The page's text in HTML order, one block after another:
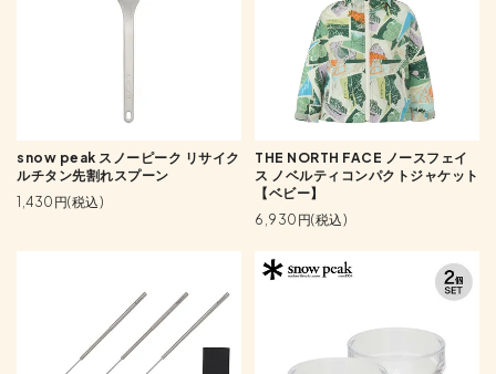
snow peak スノーピーク リサイク
ルチタン先割れスプーン
1,430円(税込)
THE NORTH FACE ノースフェイ
ス ノベルティコンパクトジャケット
【ベビー】
6,930円(税込)